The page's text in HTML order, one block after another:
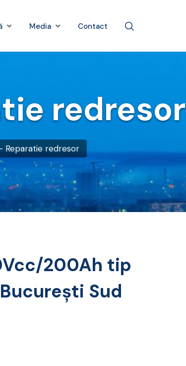
Media Contact
redresor
Reparatie redresor
200Ah tip
Sud